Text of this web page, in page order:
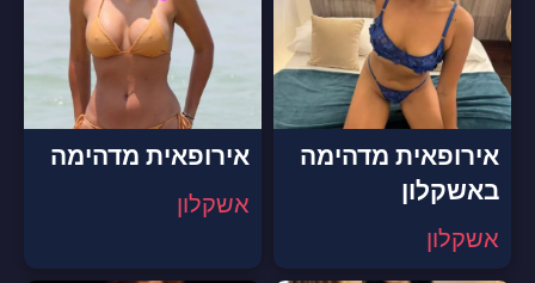
אירופאית מדהימה
באשקלון
אשקלון
אירופאית מדהימה
אשקלון